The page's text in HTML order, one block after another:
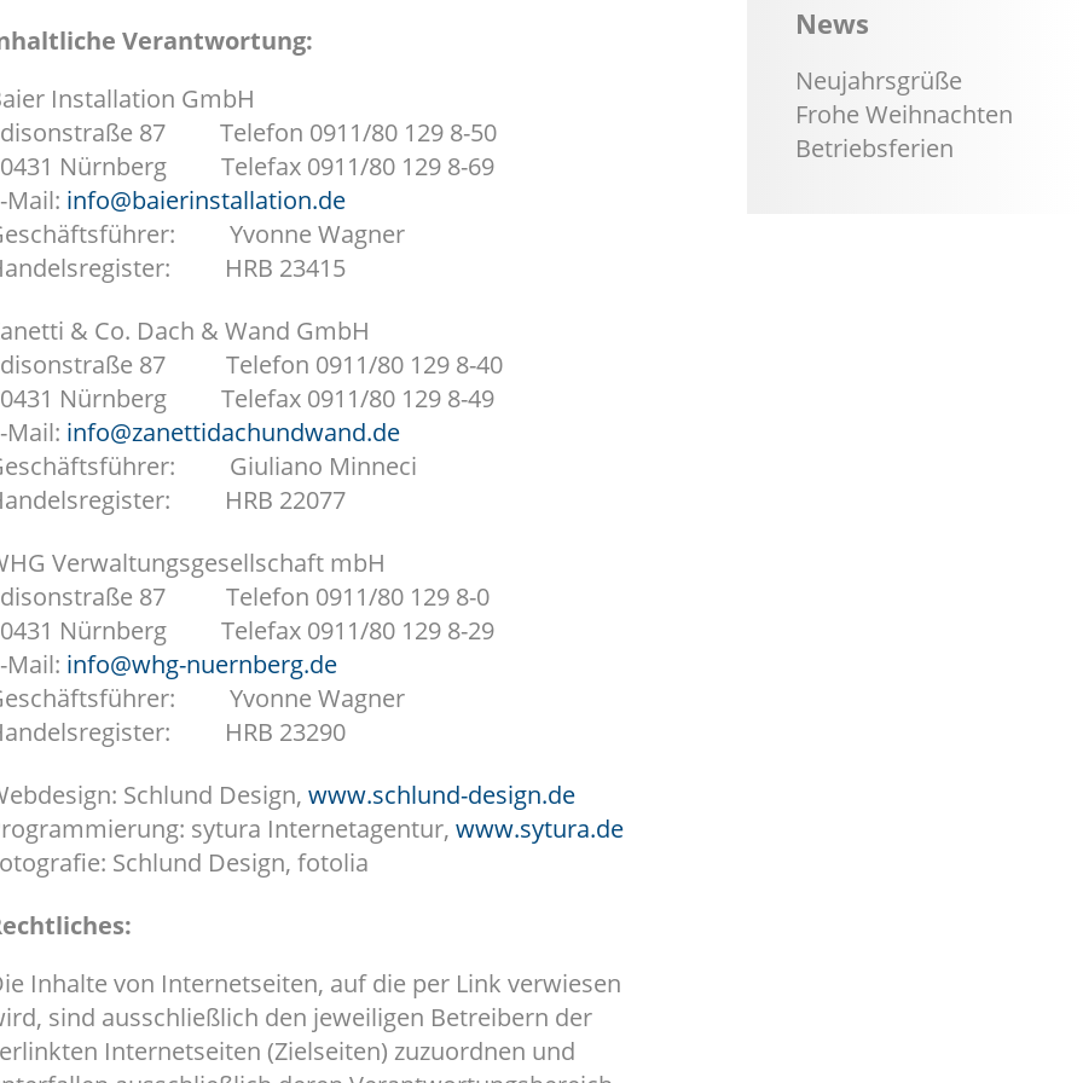
Verantwortung:
Installation GmbH
87 Telefon 0911/80 129 8-50
Nürnberg Telefax 0911/80 129 8-69
Mail: info@baierinstallation.de
Yvonne Wagner
HRB 23415
& Co. Dach & Wand GmbH
87 Telefon 0911/80 129 8-40
Nürnberg Telefax 0911/80 129 8-49
Mail: info@zanettidachundwand.de
Giuliano Minneci
HRB 22077
Verwaltungsgesellschaft mbH
87 Telefon 0911/80 129 8-0
Nürnberg Telefax 0911/80 129 8-29
Mail: info@whg-nuernberg.de
Yvonne Wagner
HRB 23290
Schlund Design, www.schlund-design.de
sytura Internetagentur, www.sytura.de
Schlund Design, fotolia
Inhalte von Internetseiten, auf die per Link verwiesen
sind ausschließlich den jeweiligen Betreibern der
Internetseiten (Zielseiten) zuzuordnen und
News
Neujahrsgrüße
Frohe Weihnachten
Betriebsferien